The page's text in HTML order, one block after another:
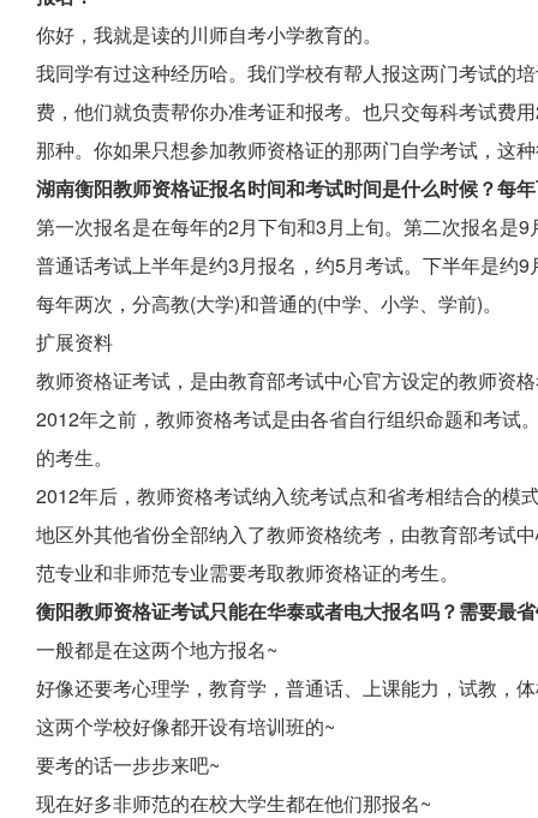
你好，我就是读的川师自考小学教育的。
我同学有过这种经历哈。我们学校有帮人报这两门考试的
费，他们就负责帮你办准考证和报考。也只交每科考试费
那种。你如果只想参加教师资格证的那两门自学考试，这
湖南衡阳教师资格证报名时间和考试时间是什么时候？每
第一次报名是在每年的2月下旬和3月上旬。第二次报名是
普通话考试上半年是约3月报名，约5月考试。下半年是约
每年两次，分高教(大学)和普通的(中学、小学、学前)。
扩展资料
教师资格证考试，是由教育部考试中心官方设定的教师资
2012年之前，教师资格考试是由各省自行组织命题和考试
的考生。
2012年后，教师资格考试纳入统考试点和省考相结合的模
地区外其他省份全部纳入了教师资格统考，由教育部考试
范专业和非师范专业需要考取教师资格证的考生。
衡阳教师资格证考试只能在华泰或者电大报名吗？需要最
一般都是在这两个地方报名~
好像还要考心理学，教育学，普通话、上课能力，试教，
这两个学校好像都开设有培训班的~
要考的话一步步来吧~
现在好多非师范的在校大学生都在他们那报名~